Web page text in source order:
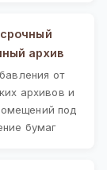
архив
от
архивов и
под
бумаг